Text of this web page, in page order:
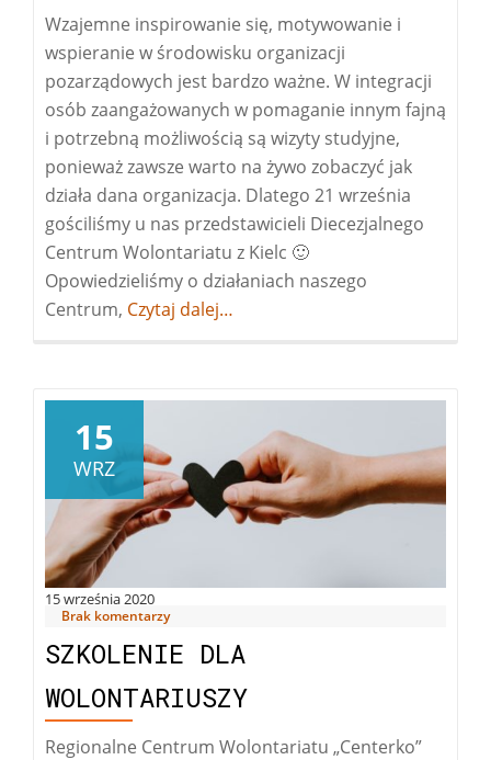
Wzajemne inspirowanie się, motywowanie i
wspieranie w środowisku organizacji
pozarządowych jest bardzo ważne. W integracji
osób zaangażowanych w pomaganie innym fajną
i potrzebną możliwością są wizyty studyjne,
ponieważ zawsze warto na żywo zobaczyć jak
działa dana organizacja. Dlatego 21 września
gościliśmy u nas przedstawicieli Diecezjalnego
Centrum Wolontariatu z Kielc 🙂
Opowiedzieliśmy o działaniach naszego
Centrum, Więcej
Czytaj dalej…
15 września 2020
15
WRZ
Brak komentarzy
SZKOLENIE DLA
WOLONTARIUSZY
Regionalne Centrum Wolontariatu „Centerko”